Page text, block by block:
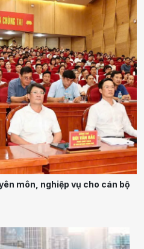
môn, nghiệp vụ cho cán bộ